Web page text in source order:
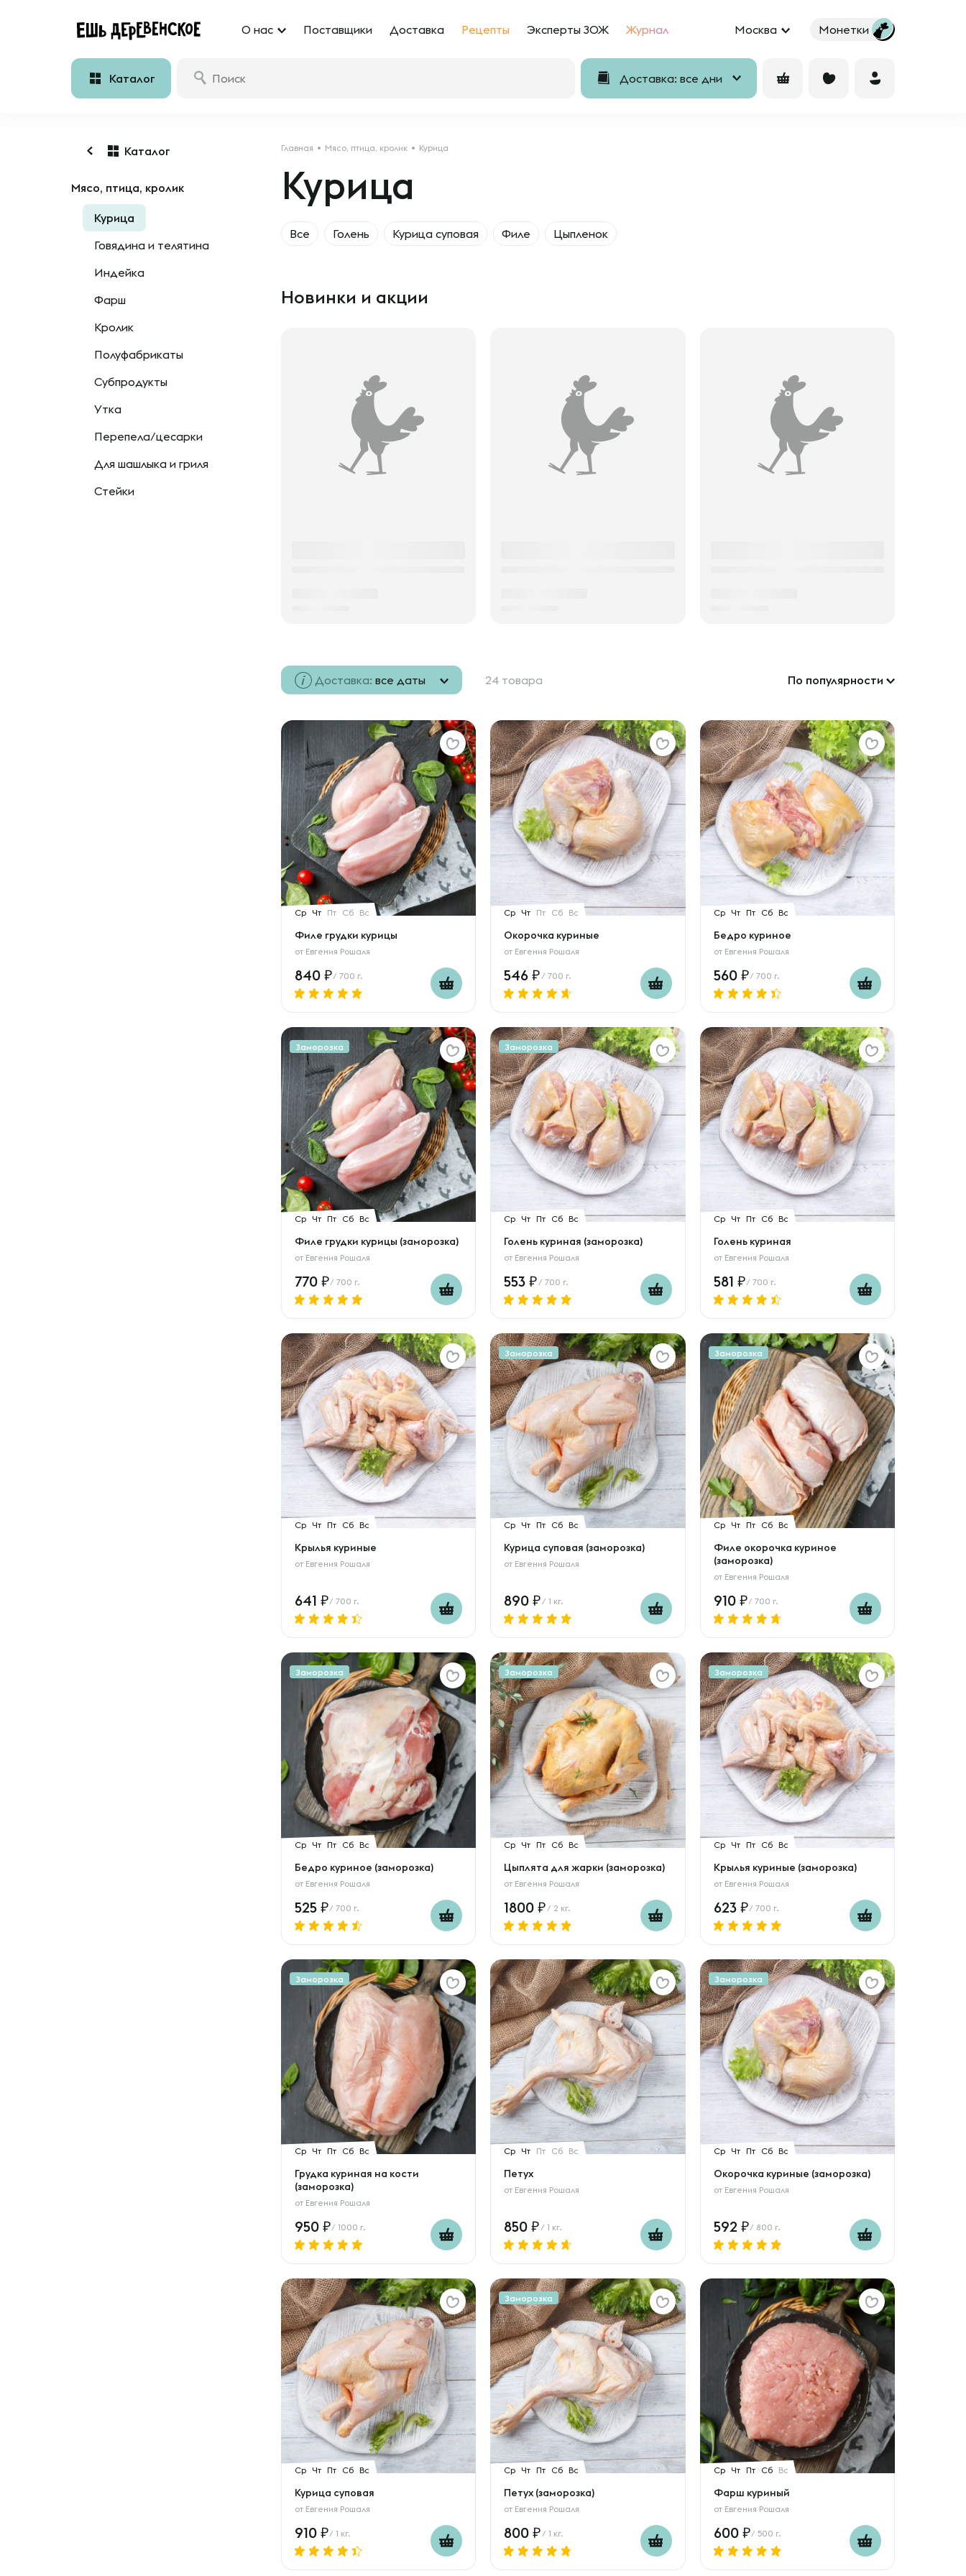
О нас Поставщики Доставка Рецепты Эксперты ЗОЖ Журнал Москва Монетки
Каталог Доставка: все дни
Каталог
Мясо, птица, кролик
Курица
Говядина и телятина
Индейка
Фарш
Кролик
Полуфабрикаты
Субпродукты
Утка
Перепела/цесарки
Для шашлыка и гриля
Стейки
Главная Мясо, птица, кролик Курица
Курица
Все Голень Курица суповая Филе Цыпленок
Новинки и акции
Доставка: все даты 24 товара По популярности
Ср Чт Пт Сб Вс
Филе грудки курицы
от Евгения Рошаля
840 / 700 г.
Ср Чт Пт Сб Вс
Окорочка куриные
от Евгения Рошаля
546 / 700 г.
Ср Чт Пт Сб Вс
Бедро куриное
от Евгения Рошаля
560 / 700 г.
Заморозка
Ср Чт Пт Сб Вс
Филе грудки курицы (заморозка)
от Евгения Рошаля
770 / 700 г.
Заморозка
Ср Чт Пт Сб Вс
Голень куриная (заморозка)
от Евгения Рошаля
553 / 700 г.
Ср Чт Пт Сб Вс
Голень куриная
от Евгения Рошаля
581 / 700 г.
Ср Чт Пт Сб Вс
Крылья куриные
от Евгения Рошаля
641 / 700 г.
Заморозка
Ср Чт Пт Сб Вс
Курица суповая (заморозка)
от Евгения Рошаля
890 / 1 кг.
Заморозка
Ср Чт Пт Сб Вс
Филе окорочка куриное
(заморозка)
от Евгения Рошаля
910 / 700 г.
Заморозка
Ср Чт Пт Сб Вс
Бедро куриное (заморозка)
от Евгения Рошаля
525 / 700 г.
Заморозка
Ср Чт Пт Сб Вс
Цыплята для жарки (заморозка)
от Евгения Рошаля
1800 / 2 кг.
Заморозка
Ср Чт Пт Сб Вс
Крылья куриные (заморозка)
от Евгения Рошаля
623 / 700 г.
Заморозка
Ср Чт Пт Сб Вс
Грудка куриная на кости
(заморозка)
от Евгения Рошаля
950 / 1000 г.
Ср Чт Пт Сб Вс
Петух
от Евгения Рошаля
850 / 1 кг.
Заморозка
Ср Чт Пт Сб Вс
Окорочка куриные (заморозка)
от Евгения Рошаля
592 / 800 г.
Ср Чт Пт Сб Вс
Курица суповая
от Евгения Рошаля
910 / 1 кг.
Заморозка
Ср Чт Пт Сб Вс
Петух (заморозка)
от Евгения Рошаля
800 / 1 кг.
Ср Чт Пт Сб Вс
Фарш куриный
от Евгения Рошаля
600 / 500 г.